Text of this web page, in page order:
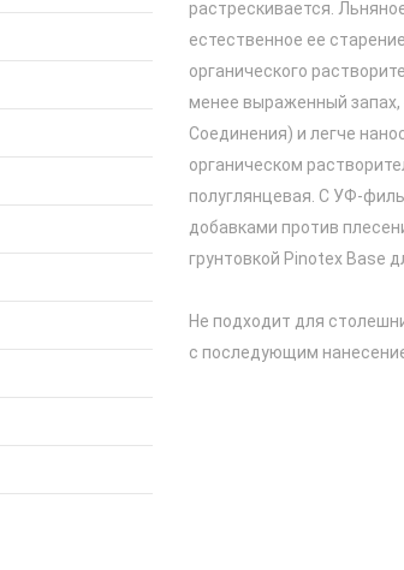
растрескивается.
естественное ее
органического
менее выраженный
Соединения) и легче
органическом
полуглянцевая. С УФ-
добавками против
грунтовкой Pinotex Base
Не подходит для
с последующим